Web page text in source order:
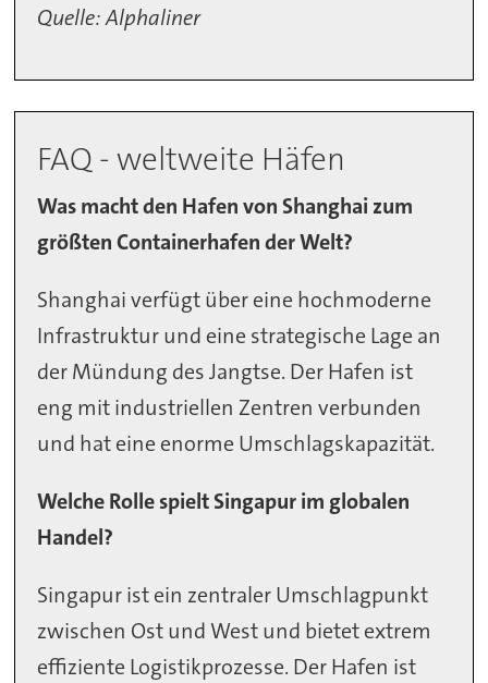
Quelle: Alphaliner
FAQ - weltweite Häfen
Was macht den Hafen von Shanghai zum
größten Containerhafen der Welt?
Shanghai verfügt über eine hochmoderne
Infrastruktur und eine strategische Lage an
der Mündung des Jangtse. Der Hafen ist
eng mit industriellen Zentren verbunden
und hat eine enorme Umschlagskapazität.
Welche Rolle spielt Singapur im globalen
Handel?
Singapur ist ein zentraler Umschlagpunkt
zwischen Ost und West und bietet extrem
effiziente Logistikprozesse. Der Hafen ist